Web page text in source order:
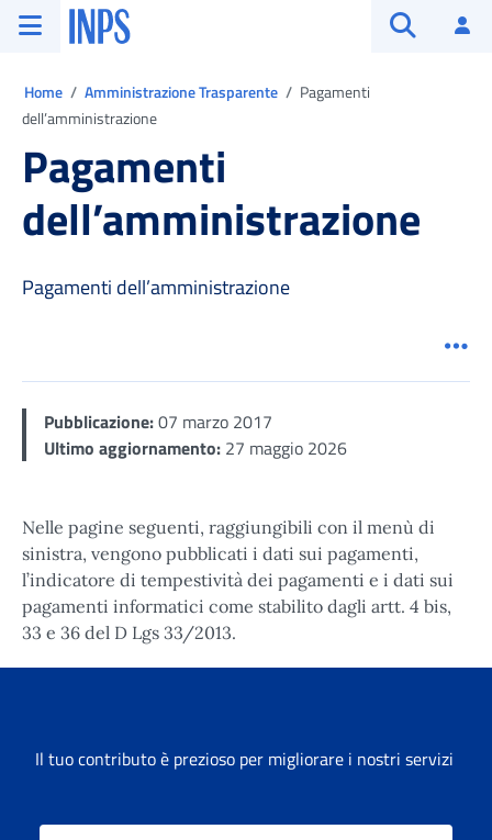
Vai al menu principale
Vai al contenuto principale
Vai al pie' di pagina
INPS ()
Home Amministrazione Trasparente
Pagamenti
dell’amministrazione
Pagamenti
dell’amministrazione
Pagamenti dell’amministrazione
Pubblicazione:07 marzo 2017
Ultimo aggiornamento: 27 maggio 2026
Nelle pagine seguenti, raggiungibili con il menù di
sinistra, vengono pubblicati i dati sui pagamenti,
l’indicatore di tempestività dei pagamenti e i dati sui
pagamenti informatici come stabilito dagli artt. 4 bis,
33 e 36 del D Lgs 33/2013.
Il tuo contributo è prezioso per migliorare i nostri servizi